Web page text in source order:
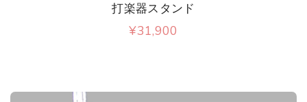
打楽器スタンド
¥31,900